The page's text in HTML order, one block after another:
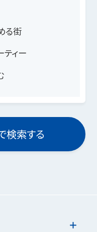
る街
ィー
検索する